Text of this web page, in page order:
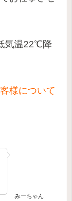
気温22℃降
様について
みーちゃん